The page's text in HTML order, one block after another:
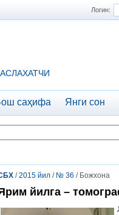
Логин:
саҳифа Янги сон
/2015 йил / № 36 / Божхона
йилга –